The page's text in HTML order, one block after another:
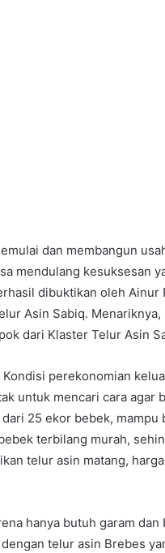
dan membangun
mendulang kesuksesan
dibuktikan oleh Ainur
Asin Sabiq.
dari Klaster Telur Asin
perekonomian
untuk mencari cara agar
25 ekor bebek,
terbilang murah,
telur asin matang,
hanya butuh garam
telur asin Brebes